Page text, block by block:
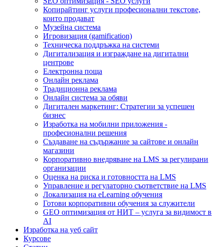
Копирайтинг услуги професионални текстове,
които продават
Музейна система
Игровизация (gamification)
Техническа поддръжка на системи
Дигитализация и изграждане на дигитални
центрове
Електронна поща
Онлайн реклама
Традиционна реклама
Онлайн система за обяви
Дигитален маркетинг: Стратегии за успешен
бизнес
Изработка на мобилни приложения -
професионални решения
Създаване на съдържание за сайтове и онлайн
магазини
Корпоративно внедряване на LMS за регулирани
организации
Оценка на риска и готовността на LMS
Управление и регулаторно съответствие на LMS
Локализация на eLearning обучения
Готови корпоративни обучения за служители
GEO оптимизация от НИТ – услуга за видимост в
AI
Изработка на уеб сайт
Курсове